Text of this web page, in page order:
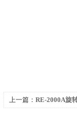
上一篇： RE-2000A旋